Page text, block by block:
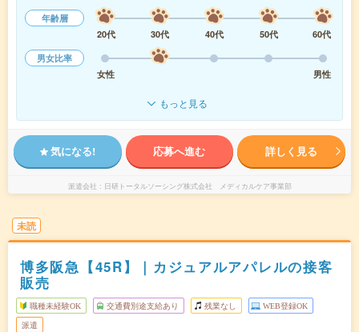
年齢層
20代
30代 40代 50代
60代
男女比率
女性
男性
もっと見る
気になる! 応募へ進む 詳しく見る
派遣会社 日研トータルソーシング株式会社 メディカルケア事業部
未読
博多阪急【45R】｜カジュアルアパレルの接客
販売
職種未経験OK 交通費別途支給あり 残業なし WEB登録OK
派遣